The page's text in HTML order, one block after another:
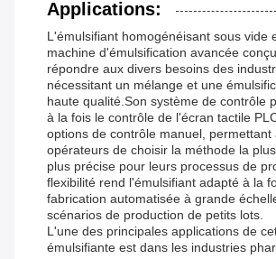
Applications:
L'émulsifiant homogénéisant sous vide
machine d'émulsification avancée
répondre aux divers besoins des
nécessitant un mélange et une
haute qualité.Son système de contrôle
à la fois le contrôle de l'écran tactile
options de contrôle manuel, permettant
opérateurs de choisir la méthode la
plus précise pour leurs processus de
flexibilité rend l'émulsifiant adapté à la
fabrication automatisée à grande
scénarios de production de petits lots.
L'une des principales applications de
émulsifiante est dans les industries